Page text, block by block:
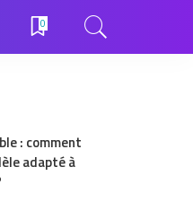
0
: comment
adapté à